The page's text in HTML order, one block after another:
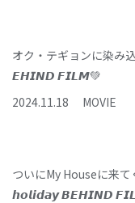
オク・テギョンに染み
𝙀𝙃𝙄𝙉𝘿 𝙁𝙄𝙇𝙈💚
2024.11.18 MOVIE
ついにMy Houseに来
𝙝𝙤𝙡𝙞𝙙𝙖𝙮 𝘽𝙀𝙃𝙄𝙉𝘿